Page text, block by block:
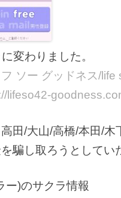
変わりました。
ソー グッドネス/life
lifeso42-
田/大山/高橋/本田/
騙し取ろうとしてい
ー)のサクラ情報